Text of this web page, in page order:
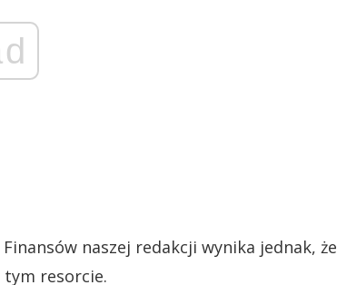
naszej redakcji wynika jednak, że
tym resorcie.